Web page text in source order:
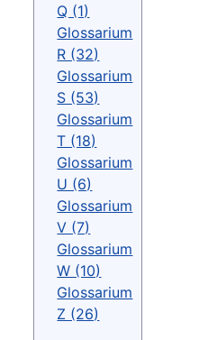
Q (1)
Glossarium
R (32)
Glossarium
S (53)
Glossarium
T (18)
Glossarium
U (6)
Glossarium
V (7)
Glossarium
W (10)
Glossarium
Z (26)